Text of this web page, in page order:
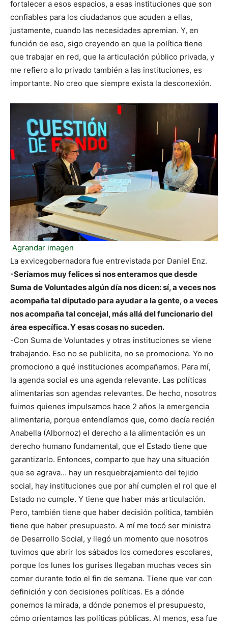
fortalecer a esos espacios, a esas instituciones que son
confiables para los ciudadanos que acuden a ellas,
justamente, cuando las necesidades apremian. Y, en
función de eso, sigo creyendo en que la política tiene
que trabajar en red, que la articulación público privada, y
me refiero a lo privado también a las instituciones, es
importante. No creo que siempre exista la desconexión.
Agrandar imagen
La exvicegobernadora fue entrevistada por Daniel Enz.
-Seríamos muy felices si nos enteramos que desde
Suma de Voluntades algún día nos dicen: sí, a veces nos
acompaña tal diputado para ayudar a la gente, o a veces
nos acompaña tal concejal, más allá del funcionario del
área específica. Y esas cosas no suceden.
-Con Suma de Voluntades y otras instituciones se viene
trabajando. Eso no se publicita, no se promociona. Yo no
promociono a qué instituciones acompañamos. Para mí,
la agenda social es una agenda relevante. Las políticas
alimentarias son agendas relevantes. De hecho, nosotros
fuimos quienes impulsamos hace 2 años la emergencia
alimentaria, porque entendíamos que, como decía recién
Anabella (Albornoz) el derecho a la alimentación es un
derecho humano fundamental, que el Estado tiene que
garantizarlo. Entonces, comparto que hay una situación
que se agrava… hay un resquebrajamiento del tejido
social, hay instituciones que por ahí cumplen el rol que el
Estado no cumple. Y tiene que haber más articulación.
Pero, también tiene que haber decisión política, también
tiene que haber presupuesto. A mí me tocó ser ministra
de Desarrollo Social, y llegó un momento que nosotros
tuvimos que abrir los sábados los comedores escolares,
porque los lunes los gurises llegaban muchas veces sin
comer durante todo el fin de semana. Tiene que ver con
definición y con decisiones políticas. Es a dónde
ponemos la mirada, a dónde ponemos el presupuesto,
cómo orientamos las políticas públicas. Al menos, esa fue